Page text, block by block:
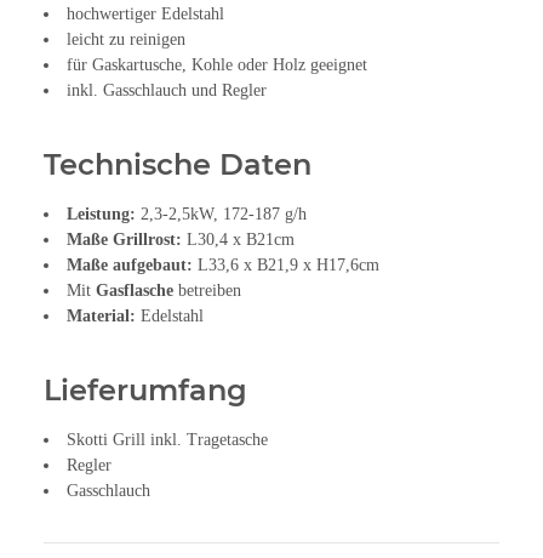
hochwertiger Edelstahl
leicht zu reinigen
für Gaskartusche, Kohle oder Holz geeignet
inkl. Gasschlauch und Regler
Technische Daten
Leistung: 2,3-2,5kW, 172-187 g/h
Maße Grillrost: L30,4 x B21cm
Maße aufgebaut: L33,6 x B21,9 x H17,6cm
Mit Gasflasche betreiben
Material: Edelstahl
Lieferumfang
Skotti Grill inkl. Tragetasche
Regler
Gasschlauch